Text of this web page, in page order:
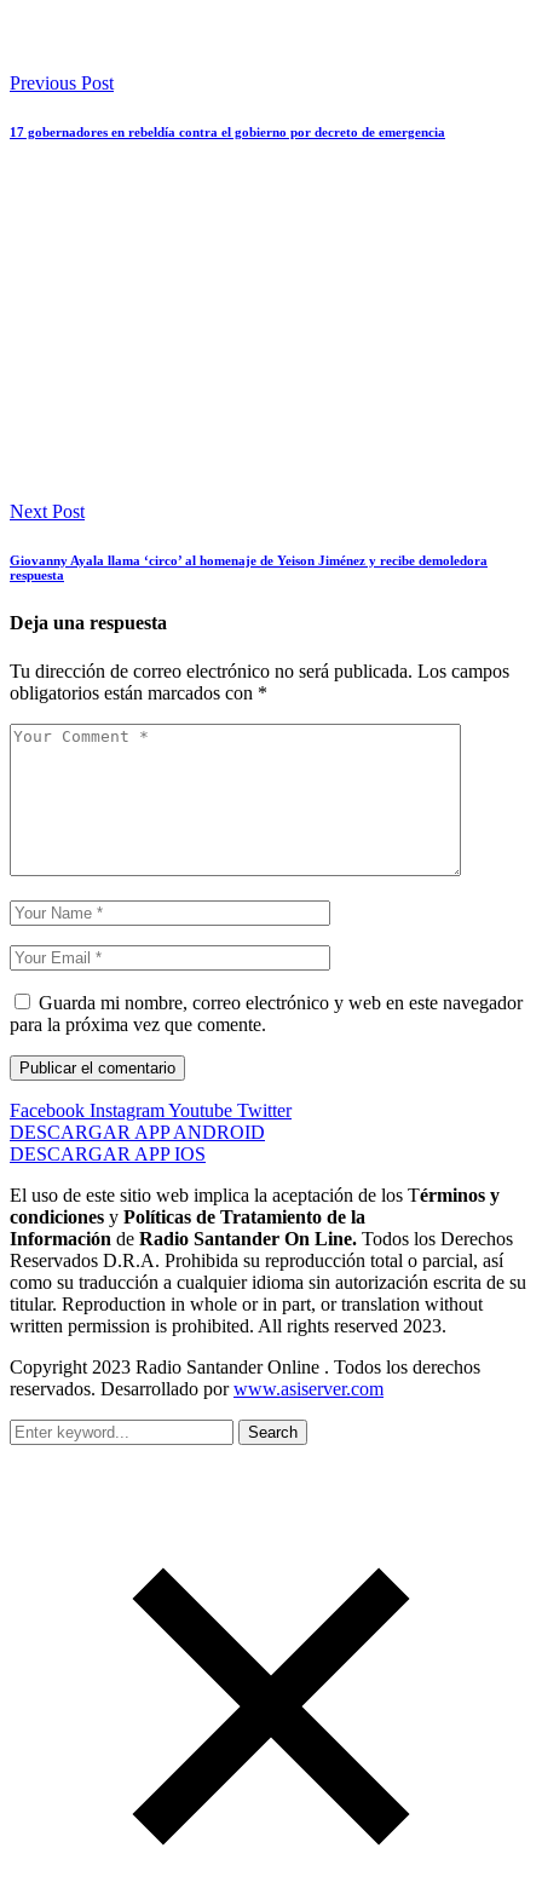
Previous Post
17 gobernadores en rebeldía contra el gobierno por decreto de emergencia
Next Post
Giovanny Ayala llama ‘circo’ al homenaje de Yeison Jiménez y recibe demoledora
respuesta
Deja una respuesta
Tu dirección de correo electrónico no será publicada. Los campos
obligatorios están marcados con *
Guarda mi nombre, correo electrónico y web en este navegador
para la próxima vez que comente.
Facebook InstagramYoutube Twitter
DESCARGAR APP ANDROID
DESCARGAR APP IOS
El uso de este sitio web implica la aceptación de los Términos y
condiciones y Políticas de Tratamiento de la
Información de Radio Santander On Line. Todos los Derechos
Reservados D.R.A. Prohibida su reproducción total o parcial, así
como su traducción a cualquier idioma sin autorización escrita de su
titular. Reproduction in whole or in part, or translation without
written permission is prohibited. All rights reserved 2023.
Copyright 2023 Radio Santander Online . Todos los derechos
reservados. Desarrollado porwww.asiserver.com
Search